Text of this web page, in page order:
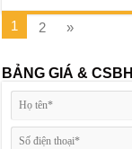
1 2 »
BẢNG GIÁ & CSBH